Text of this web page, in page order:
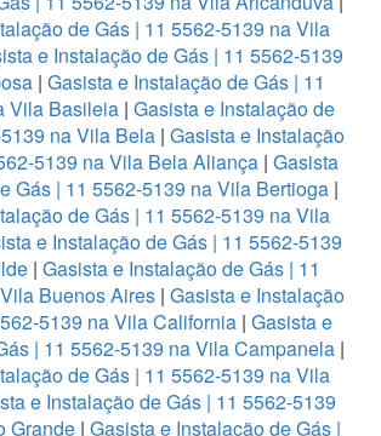
de Gás | 11 5562-5139 na Vila
e Instalação de Gás | 11 5562-5139
| Gasista e Instalação de Gás | 11
Vila Basileia| Gasista e Instalação de
na Vila Bela| Gasista e Instalação
5139 na Vila Bela Aliança| Gasista
Gás | 11 5562-5139 na Vila Bertioga |
de Gás | 11 5562-5139 na Vila
e Instalação de Gás | 11 5562-5139
| Gasista e Instalação de Gás | 11
Buenos Aires| Gasista e Instalação
5139 na Vila California | Gasista e
| 11 5562-5139 na Vila Campanela |
de Gás | 11 5562-5139 na Vila
e Instalação de Gás | 11 5562-5139
Grande | Gasista e Instalação de Gás |